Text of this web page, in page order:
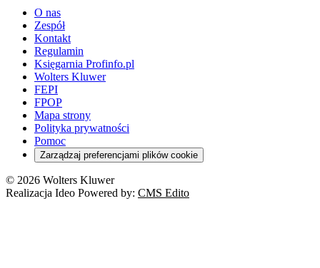
O nas
Zespół
Kontakt
Regulamin
Księgarnia Profinfo.pl
Wolters Kluwer
FEPI
FPOP
Mapa strony
Polityka prywatności
Pomoc
Zarządzaj preferencjami plików cookie
© 2026 Wolters Kluwer
Realizacja Ideo Powered by: CMS Edito